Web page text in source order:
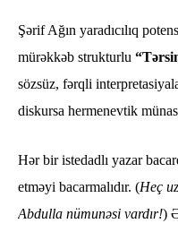
Şərif Ağın yaradıcılıq
mürəkkəb strukturlu
sözsüz, fərqli
diskursa hermenevtik
Hər bir istedadlı yazar
etməyi bacarmalıdır. (Heç
Abdulla nümunəsi vardır!)